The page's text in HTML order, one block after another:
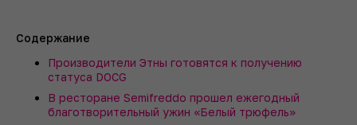
Содержание
Производители Этны готовятся к получению
статуса DOCG
В ресторане Semifreddo прошел ежегодный
благотворительный ужин «Белый трюфель»